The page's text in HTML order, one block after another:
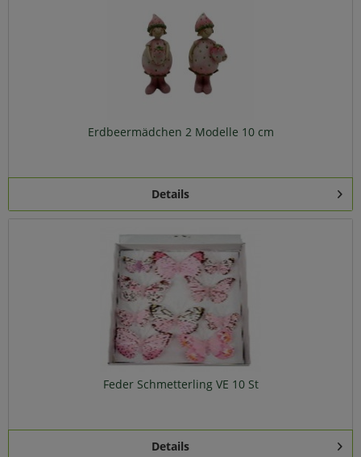
Erdbeermädchen 2 Modelle 10 cm
Details
Feder Schmetterling VE 10 St
Details